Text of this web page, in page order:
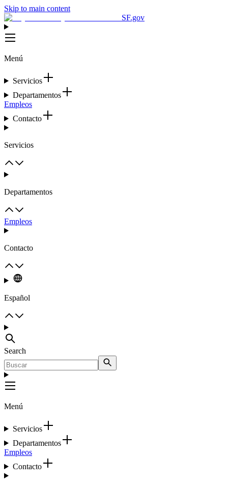
Skip to main content
SF.gov
Menú
Servicios
Departamentos
Empleos
Contacto
Servicios
Departamentos
Empleos
Contacto
Español
Search
Menú
Servicios
Departamentos
Empleos
Contacto